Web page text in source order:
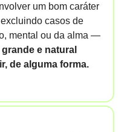
um bom caráter
casos de
mental ou da alma —
e natural
de alguma forma.